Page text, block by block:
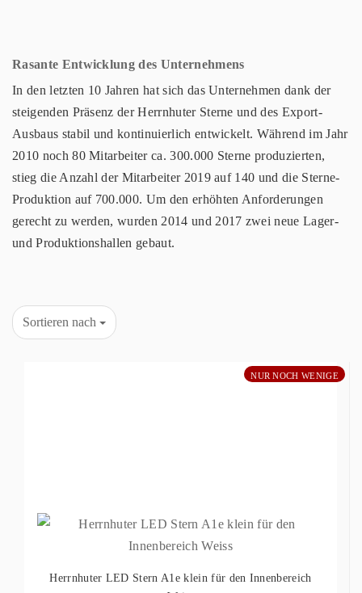
Rasante Entwicklung des Unternehmens
In den letzten 10 Jahren hat sich das Unternehmen dank der
steigenden Präsenz der Herrnhuter Sterne und des Export-
Ausbaus stabil und kontinuierlich entwickelt. Während im Jahr
2010 noch 80 Mitarbeiter ca. 300.000 Sterne produzierten,
stieg die Anzahl der Mitarbeiter 2019 auf 140 und die Sterne-
Produktion auf 700.000. Um den erhöhten Anforderungen
gerecht zu werden, wurden 2014 und 2017 zwei neue Lager-
und Produktionshallen gebaut.
Sortieren nach
NUR NOCH WENIGE
Herrnhuter LED Stern A1e klein für den Innenbereich